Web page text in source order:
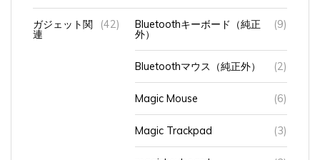
ガジェット関
連
(42) Bluetoothキーボード（純正
外）
(9)
Bluetoothマウス（純正外） (2)
Magic Mouse (6)
Magic Trackpad (3)
magickeyboard (3)